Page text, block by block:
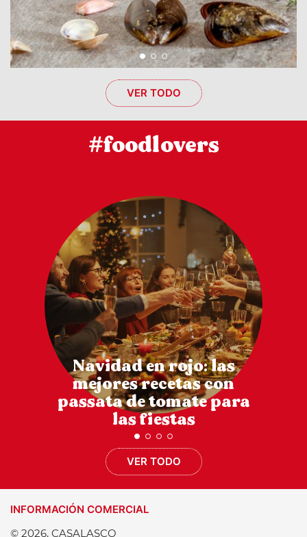
VER TODO
#foodlovers
Navidad en rojo: las
mejores recetas con
passata de tomate para
las fiestas
VER TODO
INFORMACIÓN COMERCIAL
© 2026, CASALASCO